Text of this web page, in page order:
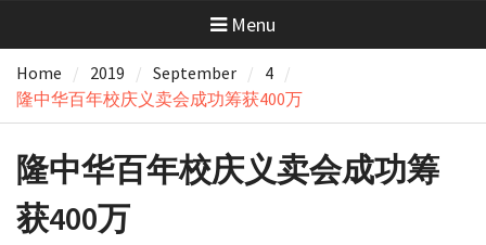
Menu
Home 2019 September
4
隆中华百年校庆义卖会成功筹获400万
隆中华百年校庆义卖会成功筹
获400万